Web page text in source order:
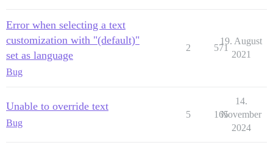
Error when selecting a text
customization with "(default)"
set as language
Bug
2 571
19. August
2021
Unable to override text
Bug
5 165
14.
November
2024